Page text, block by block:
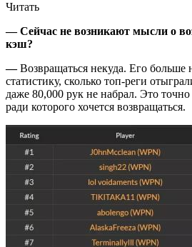
Читать
— Сейчас не возникают мысли о
кэш?
—Возвращаться некуда. Его больше
статистику, сколько топ-реги
даже 80,000 рук не набрал. Это
ради которого хочется возвращаться.